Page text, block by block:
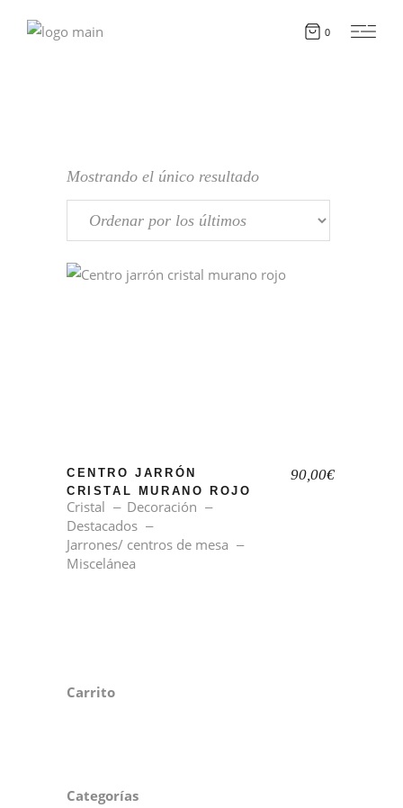
0
Mostrando el único resultado
CENTRO JARRÓN
CRISTAL MURANO ROJO
Cristal
Decoración
Destacados
Jarrones/ centros de mesa
Miscelánea
90,00€
Carrito
Categorías